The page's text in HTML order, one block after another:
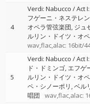
4
Verdi: Nabucco / Act
フゲーニ・ネステレ
オペラ管弦楽団 ジュ
ルリン・ドイツ・オ
wav,flac,alac: 16bit/
5
Verdi: Nabucco / Act
ド・ドミンゴ エフゲ
ルリン・ドイツ・オ
ペ・シノーポリ ベル
唱団
wav,flac,alac: